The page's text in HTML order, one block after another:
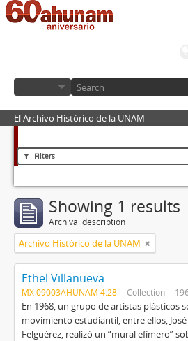
El Archivo Histórico de la UNAM
Filters
Showing 1 results
Archival description
Archivo Histórico de la UNAM
Ethel Villanueva
MX 09003AHUNAM 4.28 Collection
En 1968, un grupo de artistas plásticos
movimiento estudiantil, entre ellos,
Felguérez, realizó un “mural efímero”